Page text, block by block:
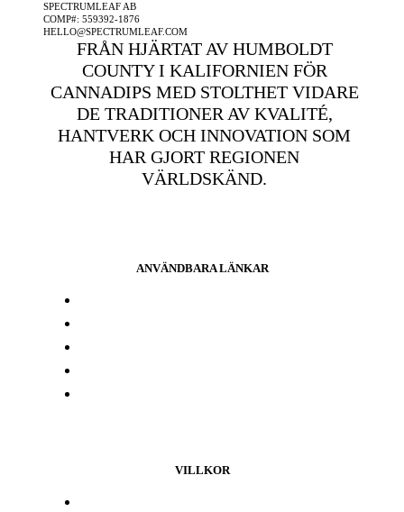
SPECTRUMLEAF AB
COMP#: 559392-1876
HELLO@SPECTRUMLEAF.COM
FRÅN HJÄRTAT AV HUMBOLDT
COUNTY I KALIFORNIEN FÖR
CANNADIPS MED STOLTHET VIDARE
DE TRADITIONER AV KVALITÉ,
HANTVERK OCH INNOVATION SOM
HAR GJORT REGIONEN
VÄRLDSKÄND.
ANVÄNDBARA LÄNKAR
VILLKOR